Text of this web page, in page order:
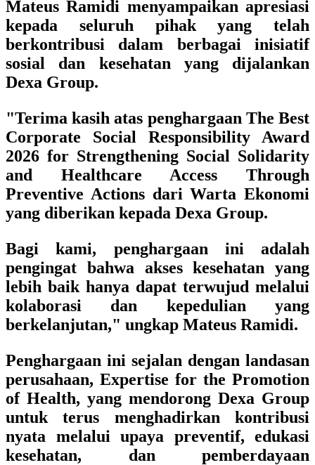
Mateus Ramidi menyampaikan apresiasi
kepada seluruh pihak yang telah
berkontribusi dalam berbagai inisiatif
sosial dan kesehatan yang dijalankan
Dexa Group.
"Terima kasih atas penghargaan The Best
Corporate Social Responsibility Award
2026 for Strengthening Social Solidarity
and Healthcare Access Through
Preventive Actions dari Warta Ekonomi
yang diberikan kepada Dexa Group.
Bagi kami, penghargaan ini adalah
pengingat bahwa akses kesehatan yang
lebih baik hanya dapat terwujud melalui
kolaborasi dan kepedulian yang
berkelanjutan," ungkap Mateus Ramidi.
Penghargaan ini sejalan dengan landasan
perusahaan, Expertise for the Promotion
of Health, yang mendorong Dexa Group
untuk terus menghadirkan kontribusi
nyata melalui upaya preventif, edukasi
kesehatan, dan pemberdayaan